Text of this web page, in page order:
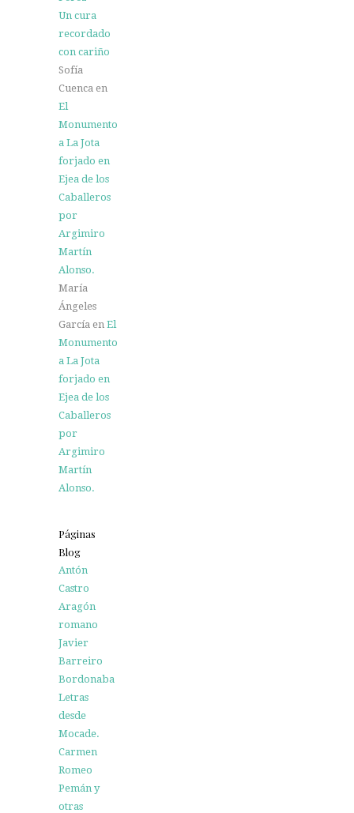
Un cura
recordado
con cariño
Sofía
Cuenca en
El
Monumento
a La Jota
forjado en
Ejea de los
Caballeros
por
Argimiro
Martín
Alonso.
María
Ángeles
García en El
Monumento
a La Jota
forjado en
Ejea de los
Caballeros
por
Argimiro
Martín
Alonso.
Páginas
Blog
Antón
Castro
Aragón
romano
Javier
Barreiro
Bordonaba
Letras
desde
Mocade.
Carmen
Romeo
Pemán y
otras